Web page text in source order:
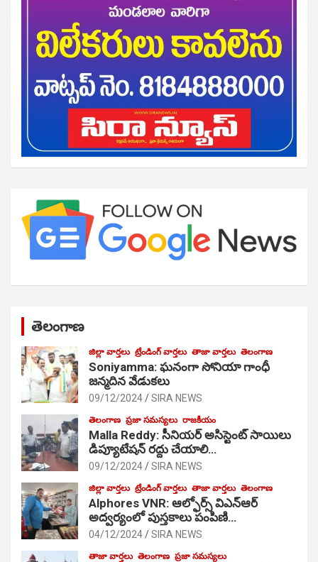
తెలంగాణ
జిల్లా వార్తలు ట్రేండింగ్ వార్తలు తాజా వార్తలు తెలంగాణ
Soniyamma: ఘ‌నంగా సోనియా గాంధీ
జ‌న్మ‌దిన వేడుక‌లు
09/12/2024 SIRA NEWS
తెలంగాణ ప్రజా సమస్యలు రాజకీయం
Malla Reddy: సీనియర్ అసిస్టెంట్ సాయిలు
డిప్యూటేషన్ రద్దు చేయాలి…
09/12/2024 SIRA NEWS
జిల్లా వార్తలు ట్రేండింగ్ వార్తలు తాజా వార్తలు తెలంగాణ
Alphores VNR: ఆల్ఫోర్స్ విఎన్ఆర్
అద్వర్యంలో పుస్తకాలు పంపిణి…
04/12/2024 SIRA NEWS
తాజా వార్తలు తెలంగాణ ప్రజా సమస్యలు